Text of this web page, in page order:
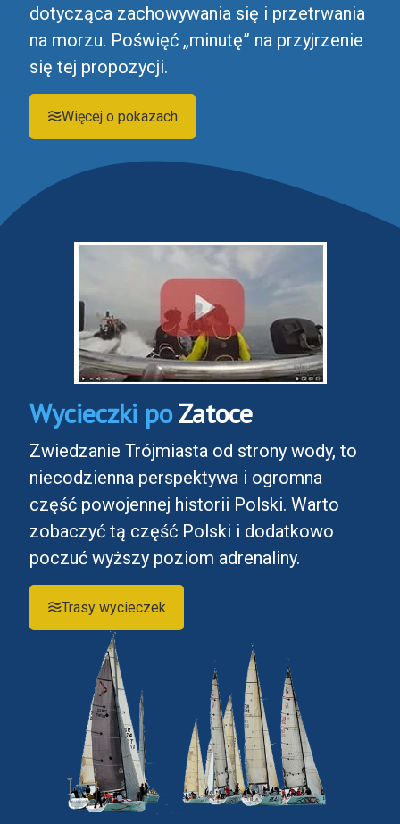
dotycząca zachowywania się i przetrwania
na morzu. Poświęć „minutę” na przyjrzenie
się tej propozycji.
Więcej o pokazach
Wycieczki poZatoce
Zwiedzanie Trójmiasta od strony wody, to
niecodzienna perspektywa i ogromna
część powojennej historii Polski. Warto
zobaczyć tą część Polski i dodatkowo
poczuć wyższy poziom adrenaliny.
Trasy wycieczek